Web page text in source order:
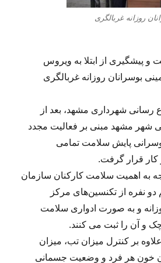
روزانه غربالگری
پیشگیری از ابتلا به ویروس
بوسرانان روزانه غربالگری
رسانی شهرداری مشهد، بعد از
شهر مشهد مبنی بر فعالیت مجدد
پایش سلامت تمامی
کار قرار گرفت.
به اهمیت سلامت کارکنان سازمان
دو نفره از تکنسین‌های مرکز
و به صورت ادواری سلامت
بر کنترل میزان تب، میزان
خون هر فرد و وضعیت جسمانی